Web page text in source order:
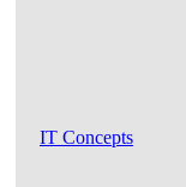
IT Concepts